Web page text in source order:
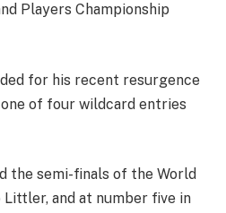
Players Championship
for his recent resurgence
of four wildcard entries
the semi-finals of the World
and at number five in